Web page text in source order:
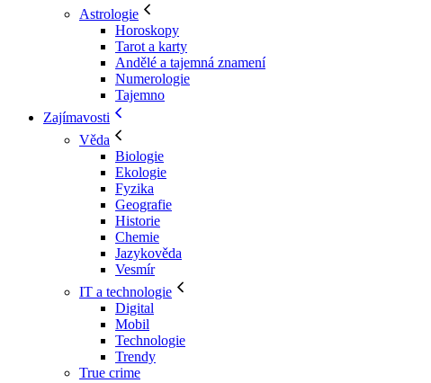
Astrologie
Horoskopy
Tarot a karty
Andělé a tajemná znamení
Numerologie
Tajemno
Zajímavosti
Věda
Biologie
Ekologie
Fyzika
Geografie
Historie
Chemie
Jazykověda
Vesmír
IT a technologie
Digital
Mobil
Technologie
Trendy
True crime